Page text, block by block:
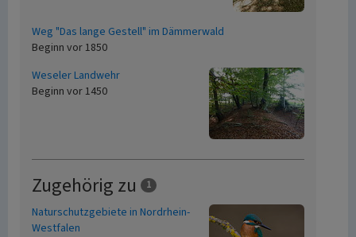
Weg "Das lange Gestell" im Dämmerwald
Beginn vor 1850
Weseler Landwehr
Beginn vor 1450
Zugehörig zu 1
Naturschutzgebiete in Nordrhein-
Westfalen